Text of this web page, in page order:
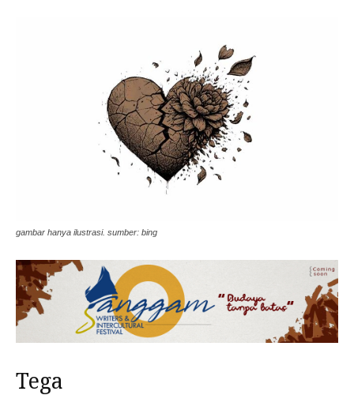
gambar hanya ilustrasi. sumber: bing
Tega